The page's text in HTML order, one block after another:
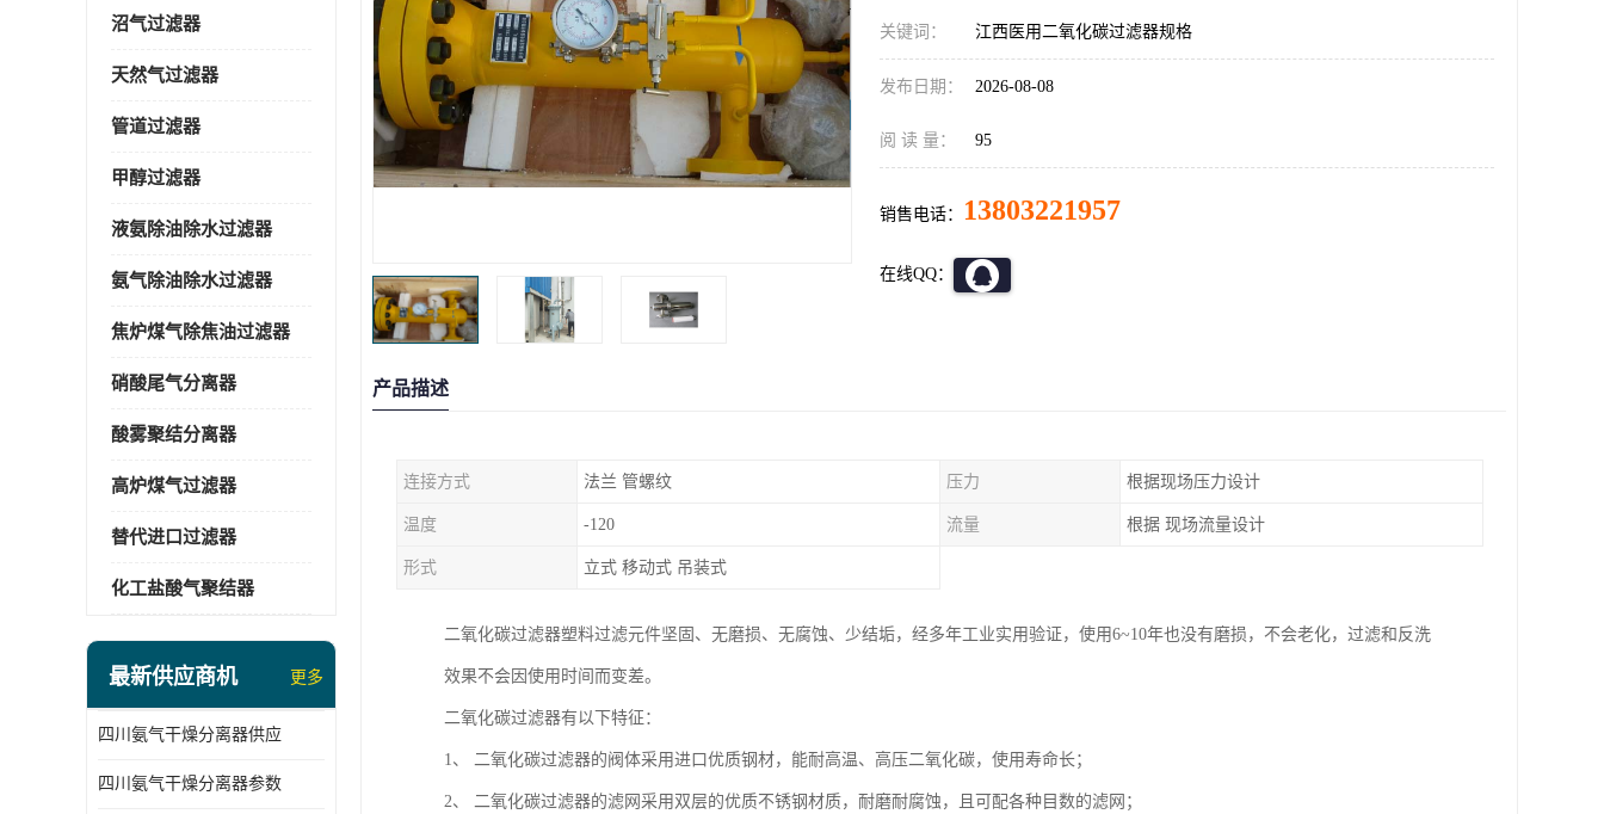
沼气过滤器
天然气过滤器
管道过滤器
甲醇过滤器
液氨除油除水过滤器
氨气除油除水过滤器
焦炉煤气除焦油过滤器
硝酸尾气分离器
酸雾聚结分离器
高炉煤气过滤器
替代进口过滤器
化工盐酸气聚结器
最新供应商机 更多
四川氨气干燥分离器供应
四川氨气干燥分离器参数
关键词： 江西医用二氧化碳过滤器规格
发布日期： 2026-08-08
阅 读 量： 95
销售电话： 13803221957
在线QQ：
产品描述
连接方式 法兰 管螺纹 压力 根据现场压力设计
温度 -120 流量 根据 现场流量设计
形式 立式 移动式 吊装式
二氧化碳过滤器塑料过滤元件坚固、无磨损、无腐蚀、少结垢，经多年工业实用验证，使用6~10年也没有磨损，不会老化，过滤和反洗
效果不会因使用时间而变差。
二氧化碳过滤器有以下特征：
1、 二氧化碳过滤器的阀体采用进口优质钢材，能耐高温、高压二氧化碳，使用寿命长；
2、 二氧化碳过滤器的滤网采用双层的优质不锈钢材质，耐磨耐腐蚀，且可配各种目数的滤网；